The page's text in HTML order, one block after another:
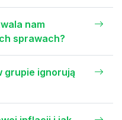
nam
sprawach?
grupie ignorują